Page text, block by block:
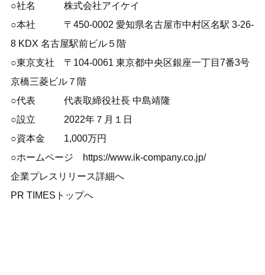
○社名 株式会社アイケイ
○本社 〒450-0002 愛知県名古屋市中村区名駅 3-26-
8 KDX 名古屋駅前ビル５階
○東京支社 〒104-0061 東京都中央区銀座一丁目7番3号
京橋三菱ビル７階
○代表 代表取締役社長 中島靖隆
○設立 2022年７月１日
○資本金 1,000万円
○ホームページ
https://www.ik-company.co.jp/
企業プレスリリース詳細へ
PR TIMESトップへ